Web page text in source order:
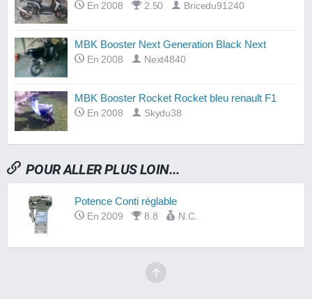
En 2008 2.50 Bricedu91240
MBK Booster Next Generation Black Next
En 2008 Next4840
MBK Booster Rocket Rocket bleu renault F1
En 2008 Skydu38
POUR ALLER PLUS LOIN...
Potence Conti réglable
En 2009 8.8 N.C.